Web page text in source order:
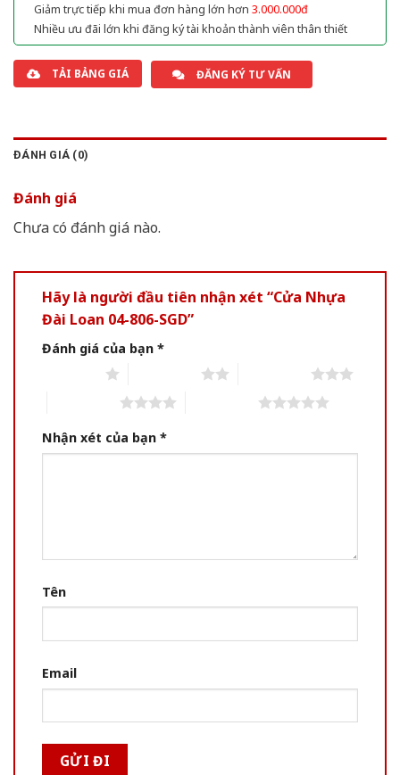
Giảm trực tiếp khi mua đơn hàng lớn hơn 3.000.000đ
Nhiều ưu đãi lớn khi đăng ký tài khoản thành viên thân thiết
TẢI BẢNG GIÁ ĐĂNG KÝ TƯ VẤN
ĐÁNH GIÁ (0)
Đánh giá
Chưa có đánh giá nào.
Hãy là người đầu tiên nhận xét “Cửa Nhựa
Đài Loan 04-806-SGD”
Đánh giá của bạn *
Nhận xét của bạn *
Tên
Email